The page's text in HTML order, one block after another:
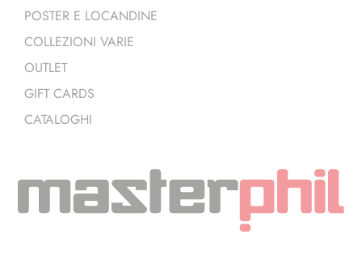
POSTER E LOCANDINE
COLLEZIONI VARIE
OUTLET
GIFT CARDS
CATALOGHI